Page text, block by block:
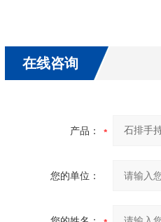
在线咨询
产品：
您的单位：